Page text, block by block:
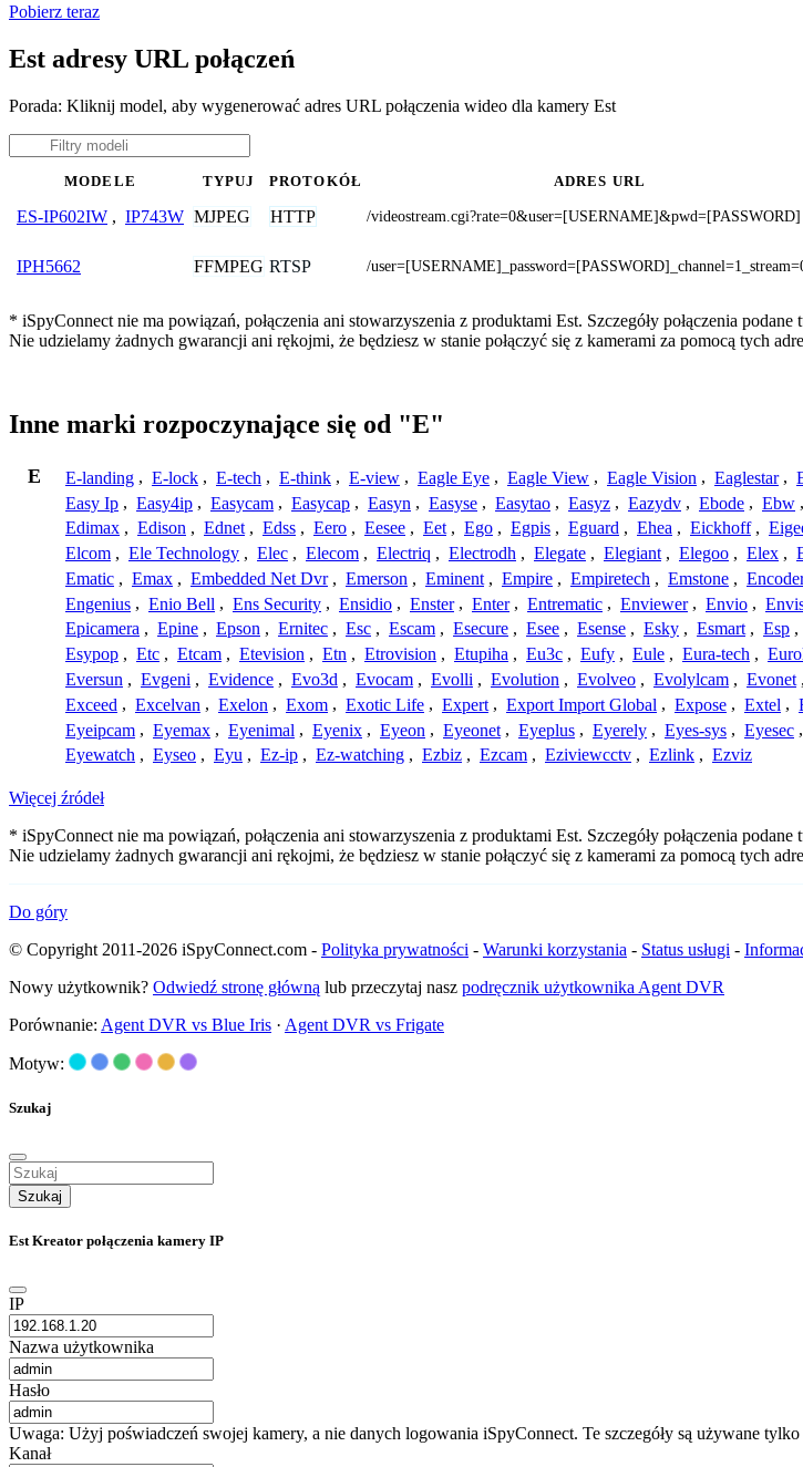
Pobierz teraz
Est adresy URL połączeń
Porada: Kliknij model, aby wygenerować adres URL połączenia wideo dla kamery Est
MODELE TYPUJ PROTOKÓŁ ADRES URL
ES-IP602IW , IP743W MJPEG HTTP /videostream.cgi?rate=0&user=[USERNAME]&pwd=[PASSWORD]
IPH5662 FFMPEG RTSP /
* iSpyConnect nie ma powiązań, połączenia ani stowarzyszenia z produktami Est. Szczegóły połączenia
Nie udzielamy żadnych gwarancji ani rękojmi, że będziesz w stanie połączyć się z kamerami za pomocą tych
Inne marki rozpoczynające się od "E"
E E-landing , E-lock , E-tech , E-think , E-view , Eagle Eye , Eagle View , Eagle Vision , Eaglestar ,
Easy Ip , Easy4ip , Easycam , Easycap , Easyn , Easyse , Easytao , Easyz , Eazydv , Ebode , Ebw ,
Edimax , Edison , Ednet , Edss , Eero , Eesee , Eet , Ego , Egpis , Eguard , Ehea , Eickhoff ,
Elcom , Ele Technology , Elec , Elecom , Electriq , Electrodh , Elegate , Elegiant , Elegoo , Elex ,
Ematic , Emax , Embedded Net Dvr , Emerson , Eminent , Empire , Empiretech , Emstone ,
Engenius , Enio Bell , Ens Security , Ensidio , Enster , Enter , Entrematic , Enviewer , Envio ,
Epicamera , Epine , Epson , Ernitec , Esc , Escam , Esecure , Esee , Esense , Esky , Esmart , Esp ,
Esypop , Etc , Etcam , Etevision , Etn , Etrovision , Etupiha , Eu3c , Eufy , Eule , Eura-tech ,
Eversun , Evgeni , Evidence , Evo3d , Evocam , Evolli , Evolution , Evolveo , Evolylcam , Evonet ,
Exceed , Excelvan , Exelon , Exom , Exotic Life , Expert , Export Import Global , Expose , Extel ,
Eyeipcam , Eyemax , Eyenimal , Eyenix , Eyeon , Eyeonet , Eyeplus , Eyerely , Eyes-sys , Eyesec ,
Eyewatch , Eyseo , Eyu , Ez-ip , Ez-watching , Ezbiz , Ezcam , Eziviewcctv , Ezlink , Ezviz
Więcej źródeł
* iSpyConnect nie ma powiązań, połączenia ani stowarzyszenia z produktami Est. Szczegóły połączenia
Nie udzielamy żadnych gwarancji ani rękojmi, że będziesz w stanie połączyć się z kamerami za pomocą tych
Do góry
© Copyright 2011-2026 iSpyConnect.com - Polityka prywatności - Warunki korzystania - Status usługi -
Nowy użytkownik? Odwiedź stronę główną lub przeczytaj nasz podręcznik użytkownika Agent DVR
Porównanie: Agent DVR vs Blue Iris · Agent DVR vs Frigate
Motyw:
Szukaj
Szukaj
Est Kreator połączenia kamery IP
IP
Nazwa użytkownika
Hasło
Uwaga: Użyj poświadczeń swojej kamery, a nie danych logowania iSpyConnect. Te szczegóły są używane
Kanał